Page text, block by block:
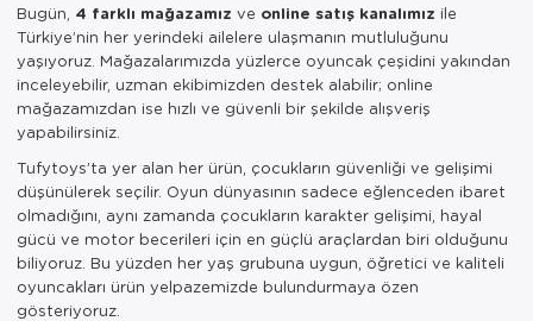
Oyuncak Araçlar
Oyuncak Bebekler ve Aksesuarları
Puzzle
Bugün, 4 farklı mağazamız ve online satış kanalımız ile
Türkiye’nin her yerindeki ailelere ulaşmanın mutluluğunu
yaşıyoruz. Mağazalarımızda yüzlerce oyuncak çeşidini yakından
inceleyebilir, uzman ekibimizden destek alabilir; online
mağazamızdan ise hızlı ve güvenli bir şekilde alışveriş
yapabilirsiniz.
Tufytoys’ta yer alan her ürün, çocukların güvenliği ve gelişimi
düşünülerek seçilir. Oyun dünyasının sadece eğlenceden ibaret
olmadığını, aynı zamanda çocukların karakter gelişimi, hayal
gücü ve motor becerileri için en güçlü araçlardan biri olduğunu
biliyoruz. Bu yüzden her yaş grubuna uygun, öğretici ve kaliteli
oyuncakları ürün yelpazemizde bulundurmaya özen
gösteriyoruz.